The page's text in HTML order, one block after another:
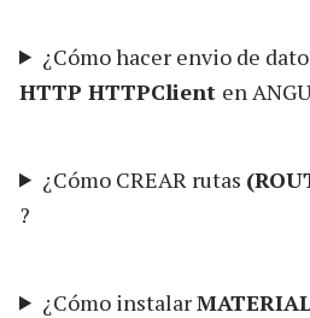
¿Cómo hacer envio de
HTTP HTTPClient en
¿Cómo CREAR rutas
?
¿Cómo instalar